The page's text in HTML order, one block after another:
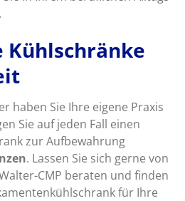
Kühlschränke
haben Sie Ihre eigene Praxis
Sie auf jeden Fall einen
zur Aufbewahrung
. Lassen Sie sich gerne von
CMP beraten und finden
für Ihre